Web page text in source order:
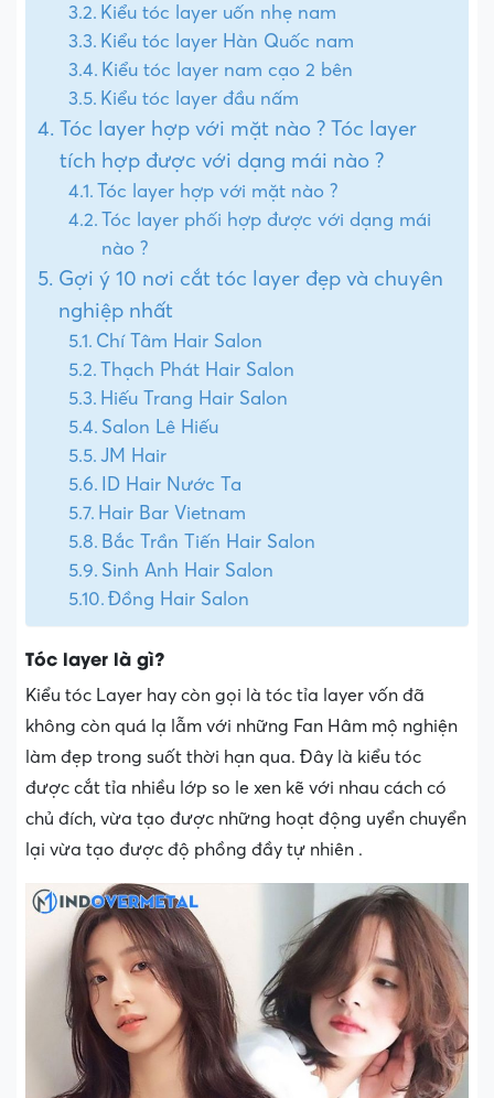
Kiểu tóc layer uốn nhẹ nam
Kiểu tóc layer Hàn Quốc nam
Kiểu tóc layer nam cạo 2 bên
Kiểu tóc layer đầu nấm
Tóc layer hợp với mặt nào ? Tóc layer
tích hợp được với dạng mái nào ?
Tóc layer hợp với mặt nào ?
Tóc layer phối hợp được với dạng mái
nào ?
Gợi ý 10 nơi cắt tóc layer đẹp và chuyên
nghiệp nhất
Chí Tâm Hair Salon
Thạch Phát Hair Salon
Hiếu Trang Hair Salon
Salon Lê Hiếu
JM Hair
ID Hair Nước Ta
Hair Bar Vietnam
Bắc Trần Tiến Hair Salon
Sinh Anh Hair Salon
Đồng Hair Salon
Tóc layer là gì?
Kiểu tóc Layer hay còn gọi là tóc tỉa layer vốn đã
không còn quá lạ lẫm với những Fan Hâm mộ nghiện
làm đẹp trong suốt thời hạn qua. Đây là kiểu tóc
được cắt tỉa nhiều lớp so le xen kẽ với nhau cách có
chủ đích, vừa tạo được những hoạt động uyển chuyển
lại vừa tạo được độ phồng đầy tự nhiên .